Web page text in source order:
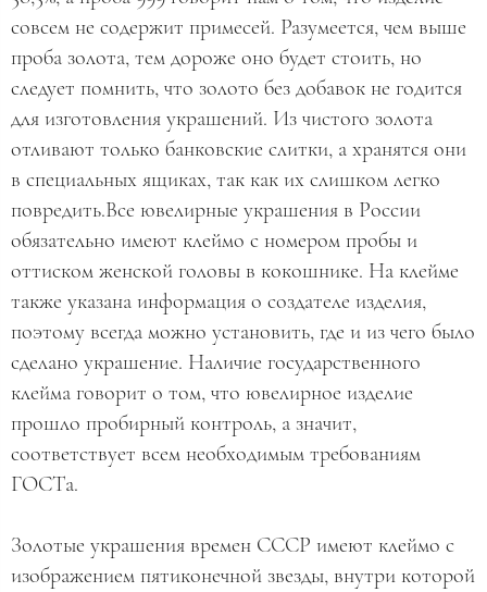
совсем не содержит примесей. Разумеется, чем выше
проба золота, тем дороже оно будет стоить, но
следует помнить, что золото без добавок не годится
для изготовления украшений. Из чистого золота
отливают только банковские слитки, а хранятся они
в специальных ящиках, так как их слишком легко
повредить.Все ювелирные украшения в России
обязательно имеют клеймо с номером пробы и
оттиском женской головы в кокошнике. На клейме
также указана информация о создателе изделия,
поэтому всегда можно установить, где и из чего было
сделано украшение. Наличие государственного
клейма говорит о том, что ювелирное изделие
прошло пробирный контроль, а значит,
соответствует всем необходимым требованиям
ГОСТа.
Золотые украшения времен СССР имеют клеймо с
изображением пятиконечной звезды, внутри которой